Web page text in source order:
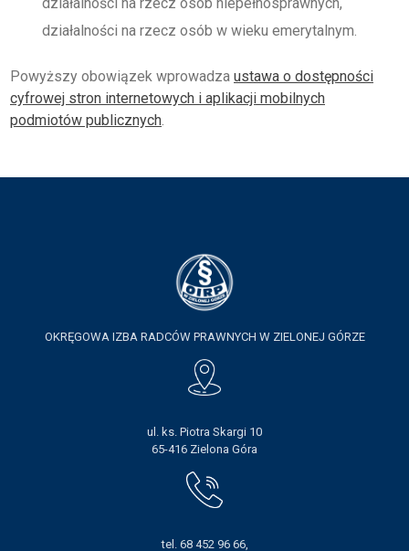
BIBLIOTEKA
GALERIA
LISTA RADCOW
działalności na rzecz osób w wieku emerytalnym.
Powyższy obowiązek wprowadza ustawa o dostępności
cyfrowej stron internetowych i aplikacji mobilnych
podmiotów publicznych.
OKRĘGOWA IZBA RADCÓW PRAWNYCH W ZIELONEJ GÓRZE
ul. ks. Piotra Skargi 10
65-416 Zielona Góra
tel. 68 452 96 66,